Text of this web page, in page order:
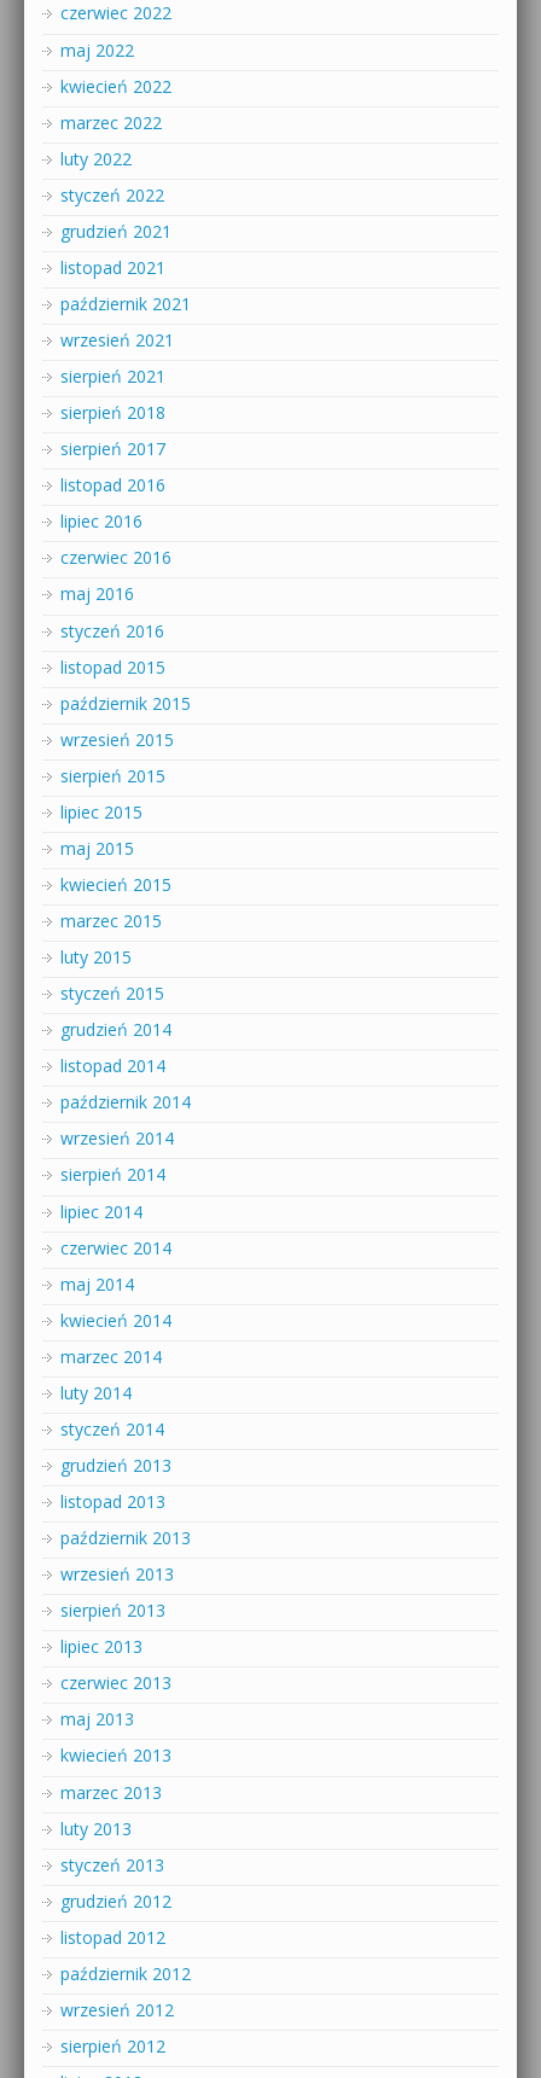
czerwiec 2022
maj 2022
kwiecień 2022
marzec 2022
luty 2022
styczeń 2022
grudzień 2021
listopad 2021
październik 2021
wrzesień 2021
sierpień 2021
sierpień 2018
sierpień 2017
listopad 2016
lipiec 2016
czerwiec 2016
maj 2016
styczeń 2016
listopad 2015
październik 2015
wrzesień 2015
sierpień 2015
lipiec 2015
maj 2015
kwiecień 2015
marzec 2015
luty 2015
styczeń 2015
grudzień 2014
listopad 2014
październik 2014
wrzesień 2014
sierpień 2014
lipiec 2014
czerwiec 2014
maj 2014
kwiecień 2014
marzec 2014
luty 2014
styczeń 2014
grudzień 2013
listopad 2013
październik 2013
wrzesień 2013
sierpień 2013
lipiec 2013
czerwiec 2013
maj 2013
kwiecień 2013
marzec 2013
luty 2013
styczeń 2013
grudzień 2012
listopad 2012
październik 2012
wrzesień 2012
sierpień 2012